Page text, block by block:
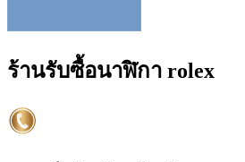
ร้านรับซื้อนาฬิกา rolex